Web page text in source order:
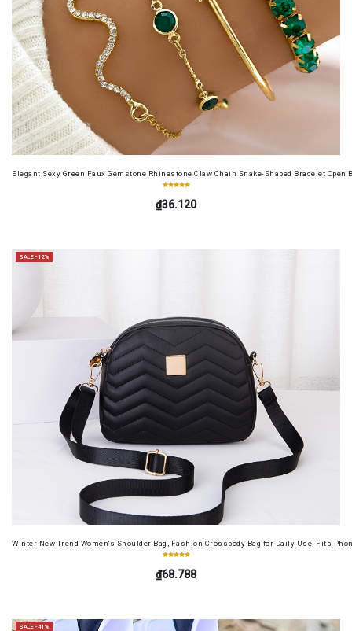
Elegant Sexy Green Faux Gemstone Rhinestone Claw Chain Snake-Shaped Bracelet Open
₫36.120
SALE -12%
Winter New Trend Women's Shoulder Bag, Fashion Crossbody Bag for Daily Use, Fits
₫68.788
SALE -41%